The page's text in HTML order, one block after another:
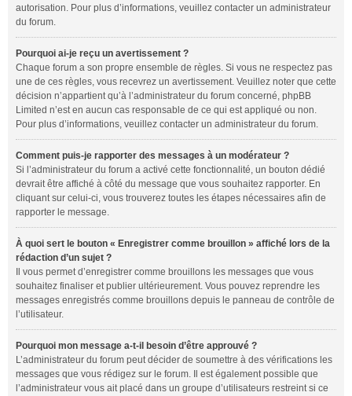
autorisation. Pour plus d’informations, veuillez contacter un administrateur
du forum.
Pourquoi ai-je reçu un avertissement ?
Chaque forum a son propre ensemble de règles. Si vous ne respectez pas
une de ces règles, vous recevrez un avertissement. Veuillez noter que cette
décision n’appartient qu’à l’administrateur du forum concerné, phpBB
Limited n’est en aucun cas responsable de ce qui est appliqué ou non.
Pour plus d’informations, veuillez contacter un administrateur du forum.
Comment puis-je rapporter des messages à un modérateur ?
Si l’administrateur du forum a activé cette fonctionnalité, un bouton dédié
devrait être affiché à côté du message que vous souhaitez rapporter. En
cliquant sur celui-ci, vous trouverez toutes les étapes nécessaires afin de
rapporter le message.
À quoi sert le bouton « Enregistrer comme brouillon » affiché lors de la
rédaction d’un sujet ?
Il vous permet d’enregistrer comme brouillons les messages que vous
souhaitez finaliser et publier ultérieurement. Vous pouvez reprendre les
messages enregistrés comme brouillons depuis le panneau de contrôle de
l’utilisateur.
Pourquoi mon message a-t-il besoin d’être approuvé ?
L’administrateur du forum peut décider de soumettre à des vérifications les
messages que vous rédigez sur le forum. Il est également possible que
l’administrateur vous ait placé dans un groupe d’utilisateurs restreint si ce